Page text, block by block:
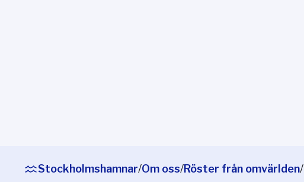
Stockholmshamnar/Om oss/Röster från omvärlden/